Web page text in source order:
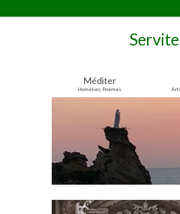
Méditer
Homélies, Poèmes